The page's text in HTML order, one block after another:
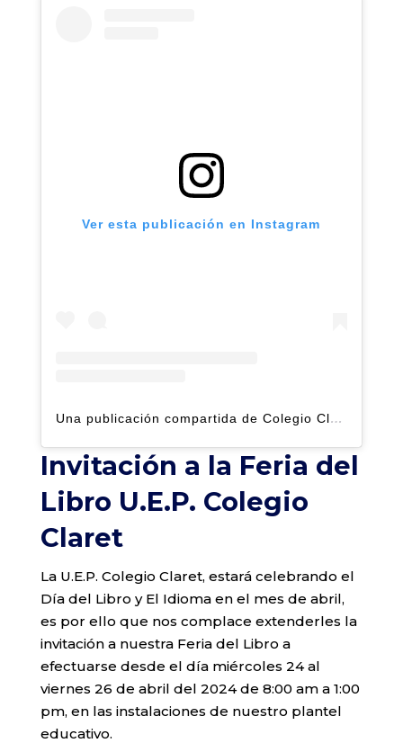
Ver esta publicación en Instagram
Una publicación compartida de Colegio Claret | Alto Hatillo (@clarethatillo)
Invitación a la Feria del
Libro U.E.P. Colegio
Claret
La U.E.P. Colegio Claret, estará celebrando el
Día del Libro y El Idioma en el mes de abril,
es por ello que nos complace extenderles la
invitación a nuestra Feria del Libro a
efectuarse desde el día miércoles 24 al
viernes 26 de abril del 2024 de 8:00 am a 1:00
pm, en las instalaciones de nuestro plantel
educativo.